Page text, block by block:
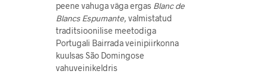
peene vahuga väga ergas Blanc de
Blancs Espumante, valmistatud
traditsioonilise meetodiga
Portugali Bairrada veinipiirkonna
kuulsas São Domingose
vahuveinikeldris